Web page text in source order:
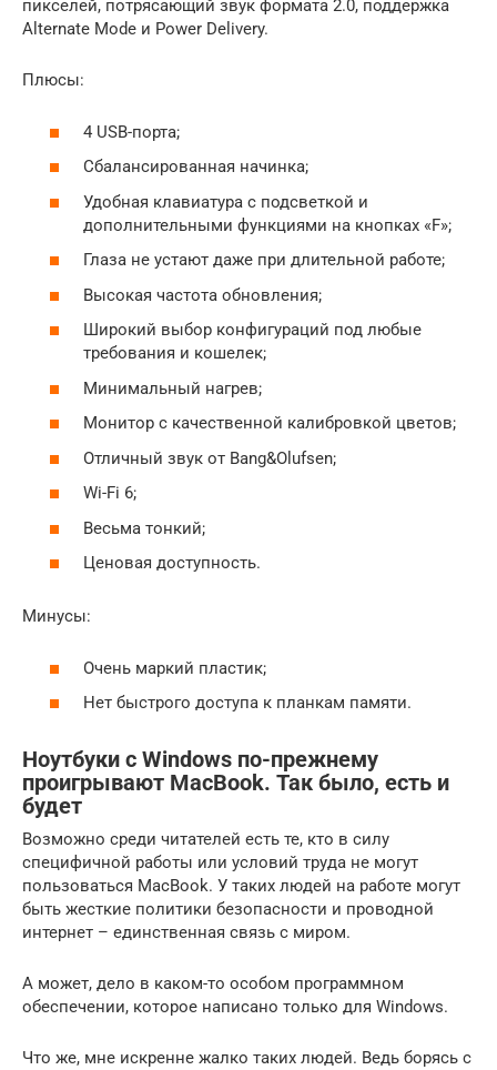
пикселей, потрясающий звук формата 2.0, поддержка
Alternate Mode и Power Delivery.
Плюсы:
4 USB-порта;
Сбалансированная начинка;
Удобная клавиатура с подсветкой и
дополнительными функциями на кнопках «F»;
Глаза не устают даже при длительной работе;
Высокая частота обновления;
Широкий выбор конфигураций под любые
требования и кошелек;
Минимальный нагрев;
Монитор с качественной калибровкой цветов;
Отличный звук от Bang&Olufsen;
Wi-Fi 6;
Весьма тонкий;
Ценовая доступность.
Минусы:
Очень маркий пластик;
Нет быстрого доступа к планкам памяти.
Ноутбуки c Windows по-прежнему
проигрывают MacBook. Так было, есть и
будет
Возможно среди читателей есть те, кто в силу
специфичной работы или условий труда не могут
пользоваться MacBook. У таких людей на работе могут
быть жесткие политики безопасности и проводной
интернет – единственная связь с миром.
А может, дело в каком-то особом программном
обеспечении, которое написано только для Windows.
Что же, мне искренне жалко таких людей. Ведь борясь с